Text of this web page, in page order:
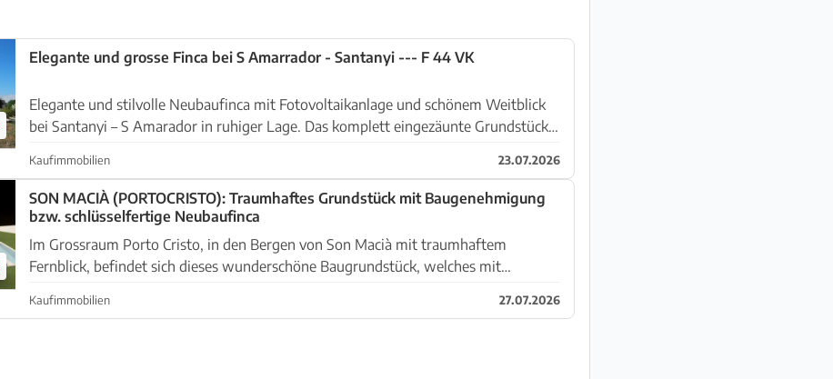
Elegante und grosse Finca bei S Amarrador - Santanyi --- F 44 VK
Elegante und stilvolle Neubaufinca mit Fotovoltaikanlage und schönem Weitblick
bei Santanyi – S Amarador in ruhiger Lage. Das komplett eingezäunte Grundstück (
Kaufimmobilien 23.07.2026
SON MACIÀ (PORTOCRISTO): Traumhaftes Grundstück mit Baugenehmigung
bzw. schlüsselfertige Neubaufinca
Im Grossraum Porto Cristo, in den Bergen von Son Macià mit traumhaftem
Fernblick, befindet sich dieses wunderschöne Baugrundstück, welches mit
Kaufimmobilien 27.07.2026